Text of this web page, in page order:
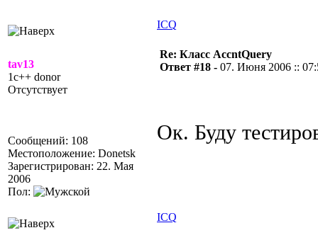
ICQ
tav13
1c++ donor
Отсутствует
Сообщений: 108
Местоположение: Donetsk
Зарегистрирован: 22. Мая
2006
Пол:
Re: Класс AccntQuery
Ответ #18 - 07. Июня 2006 ::
Ок. Буду
ICQ